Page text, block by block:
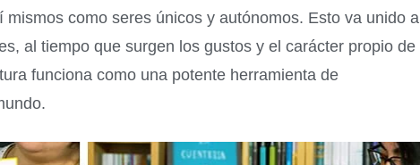
como seres únicos y autónomos. Esto va unido a
al tiempo que surgen los gustos y el carácter propio de
funciona como una potente herramienta de